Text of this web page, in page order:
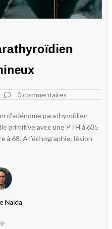
0 commentaires
d’adénome parathyroïdien
primitive avec une PTH à 635
à 68. A l’échographie: lésion
Nalda